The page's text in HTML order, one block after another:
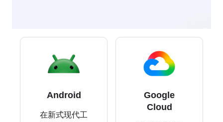
Android
在新式现代工
Google
Cloud